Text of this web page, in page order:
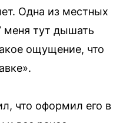
Одна из местных
меня тут дышать
ощущение, что
что оформил его в